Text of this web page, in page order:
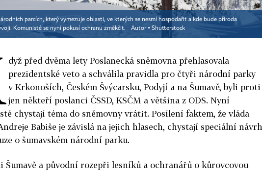
parcích, který vymezuje oblasti, ve kterých se nesmí hospodařit a kde bude příroda
Komunisté se nyní pokusí ochranu změkčit.
Autor ▪ Shutterstock
dyž před dvěma lety Poslanecká sněmovna přehlasovala
prezidentské veto a schválila pravidla pro čtyři národní parky
v Krkonoších, Českém Švýcarsku, Podyjí a na Šumavě, byli proti
jen někteří poslanci ČSSD, KSČM a většina z ODS. Nyní
chystají téma do sněmovny vrátit. Posílení faktem, že vláda
Babiše je závislá na jejich hlasech, chystají speciální návrh
o šumavském národní parku.
Šumavě a původní rozepři lesníků a ochranářů o kůrovcovou